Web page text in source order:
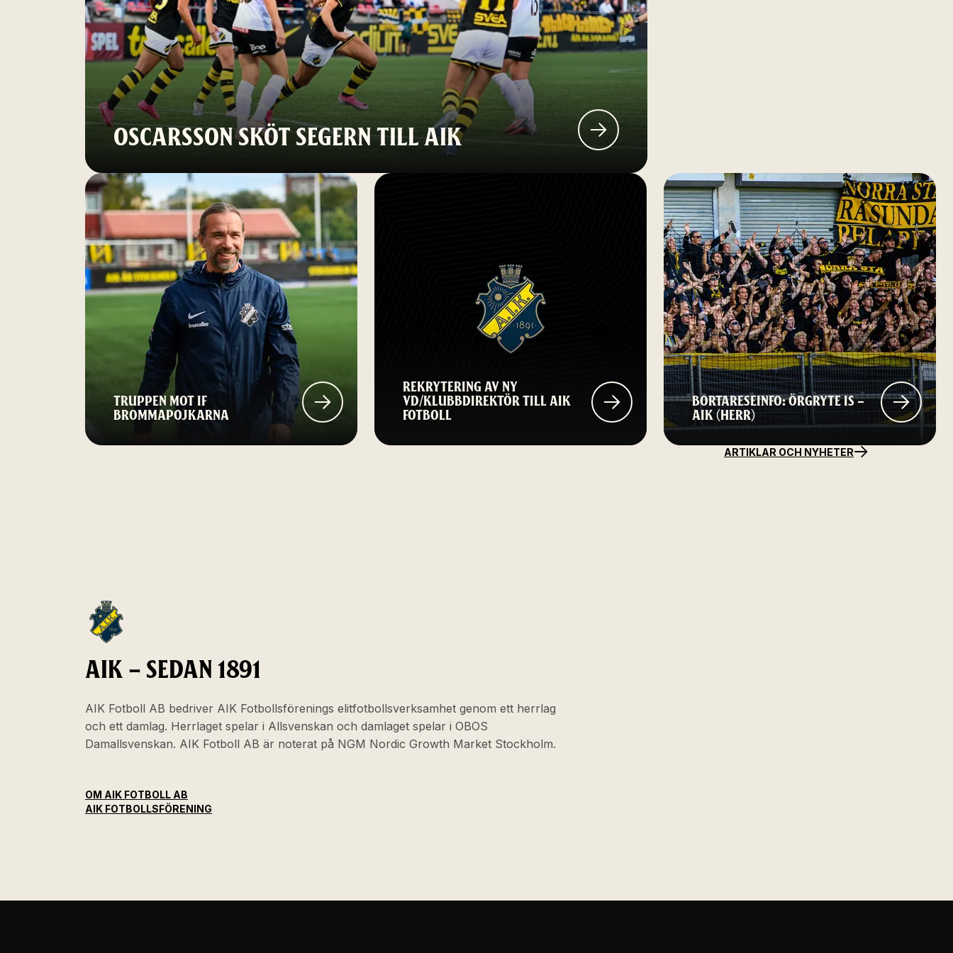
OSCARSSON SKÖT SEGERN TILL AIK
TRUPPEN MOT IF
BROMMAPOJKARNA
REKRYTERING AV NY
VD/KLUBBDIREKTÖR TILL AIK
FOTBOLL
BORTARESEINFO: ÖRGRYTE IS –
AIK (HERR)
ARTIKLAR OCH NYHETER
AIK – SEDAN 1891
AIK Fotboll AB bedriver AIK Fotbollsförenings elitfotbollsverksamhet genom ett herrlag
och ett damlag. Herrlaget spelar i Allsvenskan och damlaget spelar i OBOS
Damallsvenskan. AIK Fotboll AB är noterat på NGM Nordic Growth Market Stockholm.
OM AIK FOTBOLL AB
AIK FOTBOLLSFÖRENING